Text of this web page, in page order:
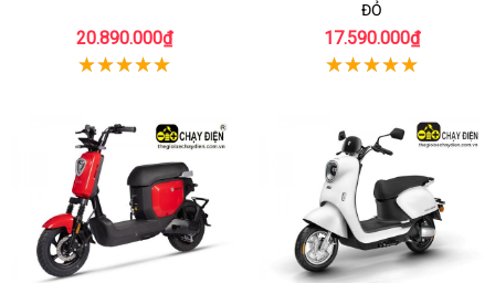
20.890.000₫
ĐỎ
17.590.000₫